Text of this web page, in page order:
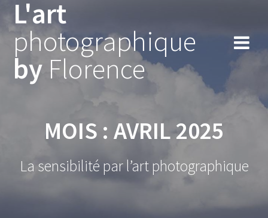
content
L'art
photographique
by Florence
MOIS : AVRIL 2025
La sensibilité par l’art photographique